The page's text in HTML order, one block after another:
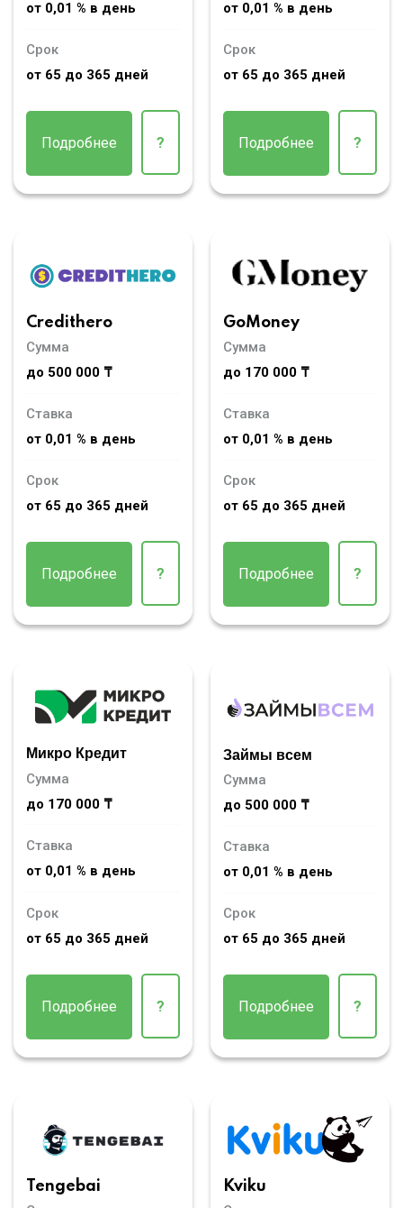
от 0,01 % в день
Срок
от 65 до 365 дней
Подробнее ?
от 0,01 % в день
Срок
от 65 до 365 дней
Подробнее ?
Credithero
Сумма
до 500 000 ₸
Ставка
от 0,01 % в день
Срок
от 65 до 365 дней
Подробнее ?
GoMoney
Сумма
до 170 000 ₸
Ставка
от 0,01 % в день
Срок
от 65 до 365 дней
Подробнее ?
Микро Кредит
Сумма
до 170 000 ₸
Ставка
от 0,01 % в день
Срок
от 65 до 365 дней
Подробнее ?
Займы всем
Сумма
до 500 000 ₸
Ставка
от 0,01 % в день
Срок
от 65 до 365 дней
Подробнее ?
Tengebai
Kviku